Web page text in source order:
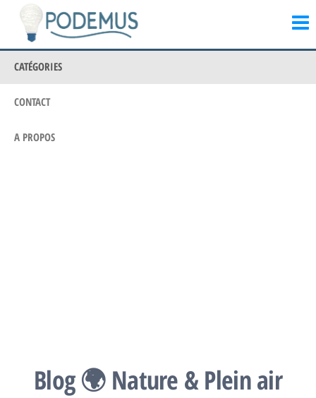
Passer
contenu
vie
CATÉGORIES
CONTACT
A PROPOS
Blog 🌍 Nature & Plein air